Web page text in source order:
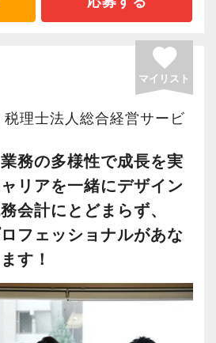
宜フォロー
よるフォロー体制を整えて
りカバーします！
ー構成＞
制(男性5名・女性2名、20
未経験で入社したスタッフ
せんが、業務に必要な会話
苦しさのない雰囲気です。
もしれませんが、落ち着い
事に取り組めます。
で、パートの皆さんが一番
の両立だと思います。
が40%と、多くのパートさ
育てが少し落ち着かれた方
ます]
したけど、子どもが成長し
したい、という方向けに正
ます。
favorite
マイリスト
税理士法人総合経営サービ
業務の多様性で成長を実
リアを一緒にデザイン
会計にとどまらず、
フェッショナルがあな
す！